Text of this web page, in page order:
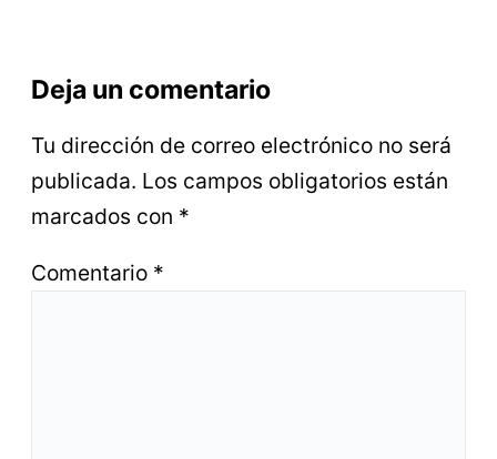
Deja un comentario
Tu dirección de correo electrónico no será
publicada. Los campos obligatorios están
marcados con *
Comentario *